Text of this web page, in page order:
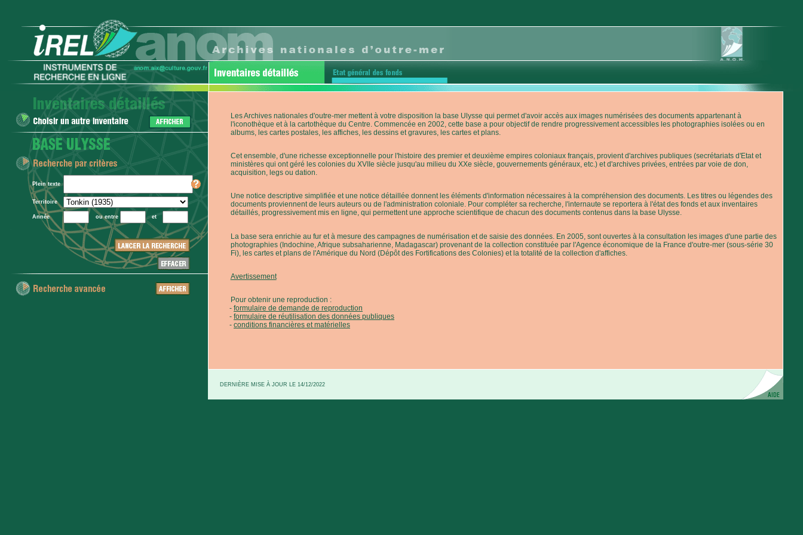
Plein texte
Territoire
Année ou entre et
Les Archives nationales d'outre-mer mettent à votre disposition la base Ulysse qui permet d'avoir accès aux images numérisées des documents appartenant à
l'iconothèque et à la cartothèque du Centre. Commencée en 2002, cette base a pour objectif de rendre progressivement accessibles les photographies isolées ou en
albums, les cartes postales, les affiches, les dessins et gravures, les cartes et plans.
Cet ensemble, d'une richesse exceptionnelle pour l'histoire des premier et deuxième empires coloniaux français, provient d'archives publiques (secrétariats d'Etat et
ministères qui ont géré les colonies du XVIIe siècle jusqu'au milieu du XXe siècle, gouvernements généraux, etc.) et d'archives privées, entrées par voie de don,
acquisition, legs ou dation.
Une notice descriptive simplifiée et une notice détaillée donnent les éléments d'information nécessaires à la compréhension des documents. Les titres ou légendes des
documents proviennent de leurs auteurs ou de l'administration coloniale. Pour compléter sa recherche, l'internaute se reportera à l'état des fonds et aux inventaires
détaillés, progressivement mis en ligne, qui permettent une approche scientifique de chacun des documents contenus dans la base Ulysse.
La base sera enrichie au fur et à mesure des campagnes de numérisation et de saisie des données. En 2005, sont ouvertes à la consultation les images d'une partie des
photographies (Indochine, Afrique subsaharienne, Madagascar) provenant de la collection constituée par l'Agence économique de la France d'outre-mer (sous-série 30
Fi), les cartes et plans de l'Amérique du Nord (Dépôt des Fortifications des Colonies) et la totalité de la collection d'affiches.
Avertissement
Pour obtenir une reproduction :
formulaire de demande de reproduction
formulaire de réutilisation des données publiques
conditions financières et matérielles
DERNIÈRE MISE À JOUR LE 14/12/2022